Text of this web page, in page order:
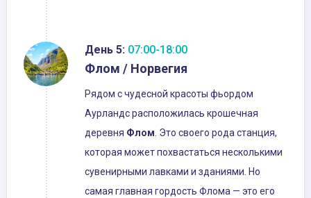
День 5: 07:00-18:00
Флом / Норвегия
Рядом с чудесной красоты фьордом
Аурландс расположилась крошечная
деревня Флом. Это своего рода станция,
которая может похвастаться несколькими
сувенирными лавками и зданиями. Но
самая главная гордость Флома — это его